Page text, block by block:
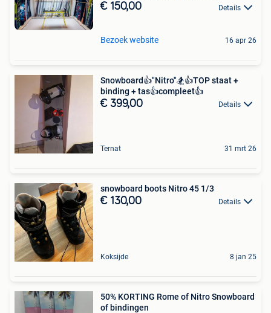
€ 150,00 Details
Bezoek website 16 apr 26
Snowboard👍"Nitro"🏂👍TOP staat +
binding + tas👍compleet👍
€ 399,00 Details
Ternat 31 mrt 26
snowboard boots Nitro 45 1/3
€ 130,00 Details
Koksijde 8 jan 25
50% KORTING Rome of Nitro Snowboard
of bindingen